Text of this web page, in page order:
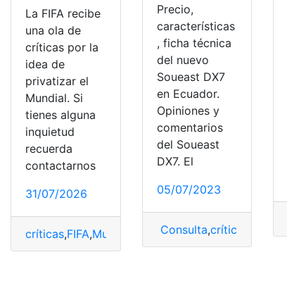
La FIFA recibe
una ola de
críticas por la
idea de
privatizar el
Mundial. Si
tienes alguna
inquietud
recuerda
contactarnos
31/07/2026
críticas,FIFA,Mundial privatizar,Recibe
Precio,
características
, ficha técnica
del nuevo
Soueast DX7
en Ecuador.
Opiniones y
comentarios
del Soueast
DX7. El
05/07/2023
Consulta,críticas